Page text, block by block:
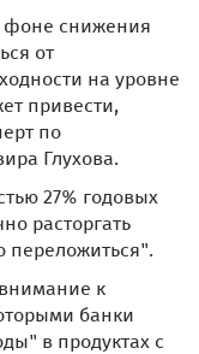
фоне снижения
от
на уровне
привести,
по
Глухова.
27% годовых
расторгать
переложиться".
к
банки
в продуктах с